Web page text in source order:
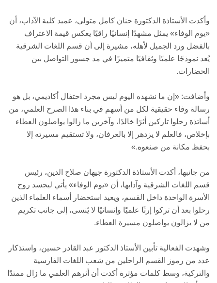
وأكدت الأستاذة الدكتورة حنان كامل متولي، عميد كلية الآداب، أن
«يوم الوفاء» يمثل مشهدًا إنسانيًا راقيًا يعكس قيمة الاعتراف
بالفضل ورد الجميل لأهله، مشيرة إلى أن قسم اللغات الشرقية
يُعد نموذجًا علميًا وثقافيًا متميزًا في مد جسور التواصل بين
الحضارات.
وأضافت: «إن ما نشهده اليوم ليس مجرد احتفال أكاديمي، بل هو
رسالة وفاء حقيقية لكل من أسهم في بناء هذا الصرح العلمي، من
أساتذة رحلوا تاركين أثرًا خالدًا، وآخرين ما زالوا يواصلون العطاء
بإخلاص، فالعلم لا يزدهر إلا بالعرفان، ولا تستقيم مسيرته إلا
بحفظ مكانة من صنعوه.»
من جانبها، أكدت الأستاذة الدكتورة جيهان صلاح الدين، رئيس
قسم اللغات الشرقية وآدابها، أن «يوم الوفاء» يأتي ليجسد روح
الأسرة الواحدة داخل القسم، ويعيد استحضار أسماء العلماء الذين
رحلوا بعد أن تركوا إرثًا علميًا وإنسانيًا لا يُنسى، إلى جانب تكريم
من لا يزالون يواصلون مسيرة العطاء.
وشهدت الفعالية تأبين الأستاذ الدكتور عبد القادر حسين، واستذكار
عدد من رموز القسم الراحلين من شعب اللغات الفارسية
والتركية، وسط كلمات مؤثرة أكدت أن أثرهم العلمي ما زال ممتدًا